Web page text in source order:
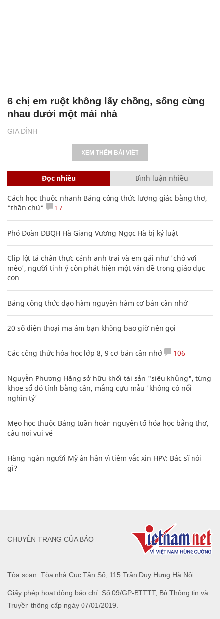
GIA ĐÌNH
6 chị em ruột không lấy chồng, sống cùng
nhau dưới một mái nhà
XEM THÊM BÀI VIẾT
Đọc nhiều Bình luận nhiều
Cách học thuộc nhanh Bảng công thức lượng giác bằng thơ,
"thần chú"
17
Phó Đoàn ĐBQH Hà Giang Vương Ngọc Hà bị kỷ luật
Clip lột tả chân thực cảnh anh trai và em gái như 'chó với
mèo', người tinh ý còn phát hiện một vấn đề trong giáo dục
con
Bảng công thức đạo hàm nguyên hàm cơ bản cần nhớ
20 số điện thoại ma ám bạn không bao giờ nên gọi
Các công thức hóa học lớp 8, 9 cơ bản cần nhớ 106
Nguyễn Phương Hằng sở hữu khối tài sản "siêu khủng", từng
khoe sổ đỏ tính bằng cân, mắng cựu mẫu 'không có nổi
nghìn tỷ'
Mẹo học thuộc Bảng tuần hoàn nguyên tố hóa học bằng thơ,
câu nói vui vẻ
Hàng ngàn người Mỹ ân hận vì tiêm vắc xin HPV: Bác sĩ nói
gì?
Tòa soạn: Tòa nhà Cục Tần Số, 115 Trần Duy Hưng Hà Nội
Giấy phép hoạt động báo chí: Số 09/GP-BTTTT, Bộ Thông tin và
Truyền thông cấp ngày 07/01/2019.
CHUYÊN TRANG CỦA BÁO